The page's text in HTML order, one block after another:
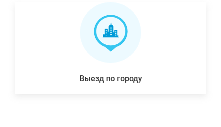
Выезд по городу